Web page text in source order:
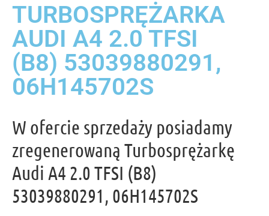
TURBOSPRĘŻARKA
AUDI A4 2.0 TFSI
(B8) 53039880291,
06H145702S
W ofercie sprzedaży posiadamy
zregenerowaną Turbosprężarkę
Audi A4 2.0 TFSI (B8)
53039880291, 06H145702S